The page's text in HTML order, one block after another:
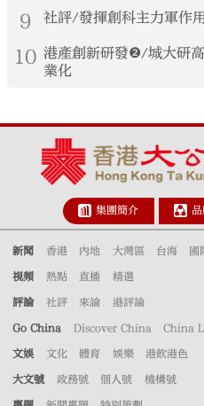
9 社評/發揮創科主力軍作
10 港產創新研發❷/城大研
業化
集團簡介
新聞 香港 內地 大灣區 台海 國
視頻 熱點 直播 精選
評論 社評 來論 港評論
Go China Discover China China
文娛 文化 體育 娛樂 港飲港色
大文號 政務號 個人號 機構號